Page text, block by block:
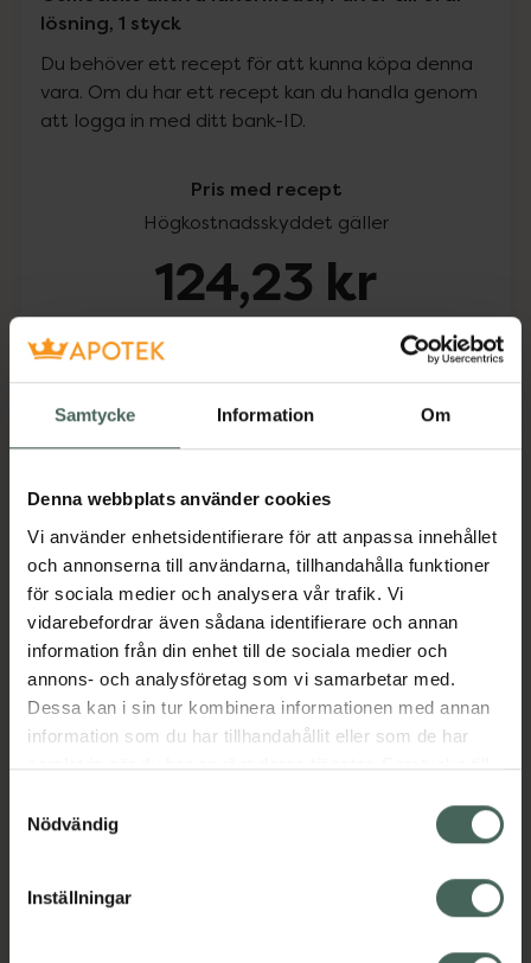
Samtycke Information Om
Denna webbplats använder cookies
Vi använder enhetsidentifierare för att anpassa innehållet
och annonserna till användarna, tillhandahålla funktioner
för sociala medier och analysera vår trafik. Vi
vidarebefordrar även sådana identifierare och annan
information från din enhet till de sociala medier och
annons- och analysföretag som vi samarbetar med.
Dessa kan i sin tur kombinera informationen med annan
information som du har tillhandahållit eller som de har
samlat in när du har använt deras tjänster. Samtycke till
återkalla ditt samtycke via webbplatsens
cookieinställningar. Ett återkallat samtycke påverkar inte
lagligheten av behandling som skett innan återkallelsen.
Nödvändig
Inställningar
lösning, 1 styck
Du behöver ett recept för att kunna köpa denna
vara. Om du har ett recept kan du handla genom
att logga in med ditt bank-ID.
Pris med recept
Högkostnadsskyddet gäller
124,23 kr
Köp via ditt recept
Dölj
Läs alltid bipacksedeln innan
användning.
EAN:05012748402256
Visa
Kronans Apotek finns här för dig. Du hittar oss från Skåne i